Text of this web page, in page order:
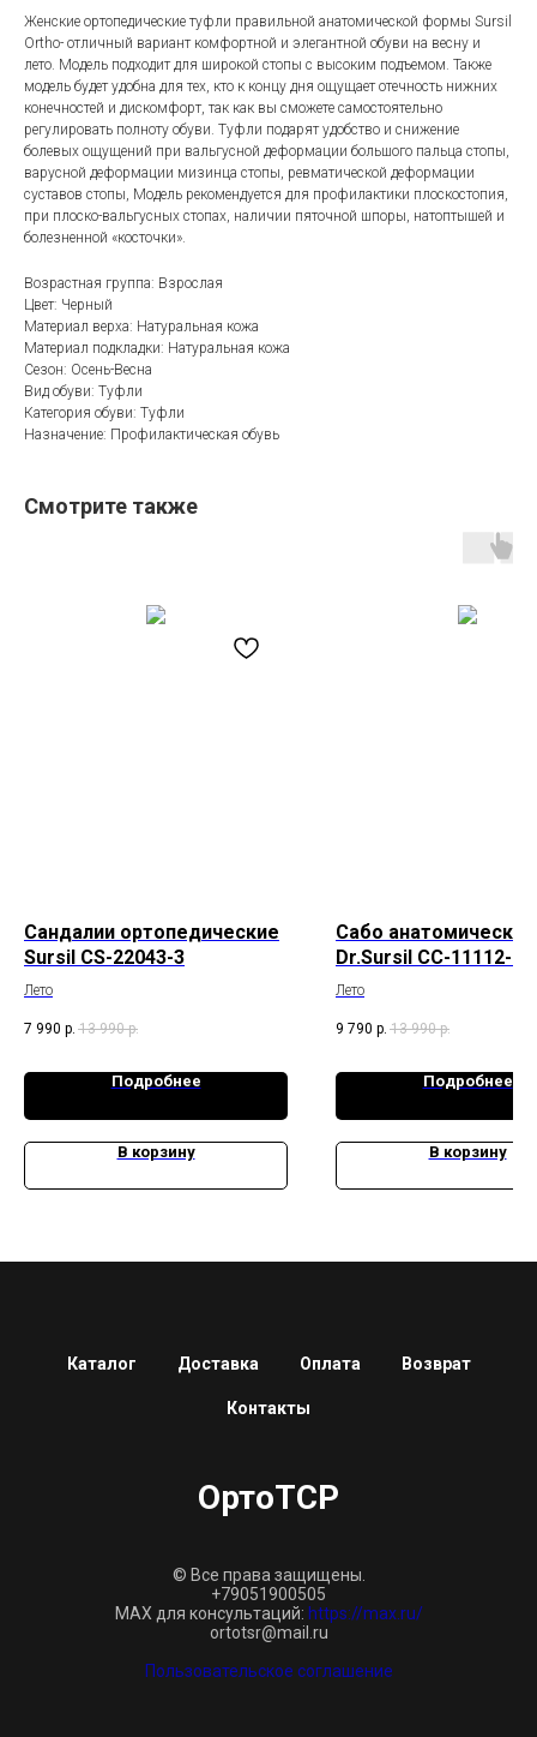
Женские ортопедические туфли правильной анатомической формы Sursil
Ortho- отличный вариант комфортной и элегантной обуви на весну и
лето. Модель подходит для широкой стопы с высоким подъемом. Также
модель будет удобна для тех, кто к концу дня ощущает отечность нижних
конечностей и дискомфорт, так как вы сможете самостоятельно
регулировать полноту обуви. Туфли подарят удобство и снижение
болевых ощущений при вальгусной деформации большого пальца стопы,
варусной деформации мизинца стопы, ревматической деформации
суставов стопы, Модель рекомендуется для профилактики плоскостопия,
при плоско-вальгусных стопах, наличии пяточной шпоры, натоптышей и
болезненной «косточки».
Возрастная группа: Взрослая
Цвет: Черный
Материал верха: Натуральная кожа
Материал подкладки: Натуральная кожа
Сезон: Осень-Весна
Вид обуви: Туфли
Категория обуви: Туфли
Назначение: Профилактическая обувь
Смотрите также
Сандалии ортопедические
Sursil CS-22043-3
Лето
7 990 р. 13 990 р.
Подробнее
В корзину
Сабо анатомические
Dr.Sursil СС-11112-75
Лето
9 790 р. 13 990 р.
Подробнее
В корзину
Каталог Доставка Оплата Возврат
Контакты
ОртоТСР
© Все права защищены.
+79051900505
MAX для консультаций: https://max.ru/
ortotsr@mail.ru
Пользовательское соглашение